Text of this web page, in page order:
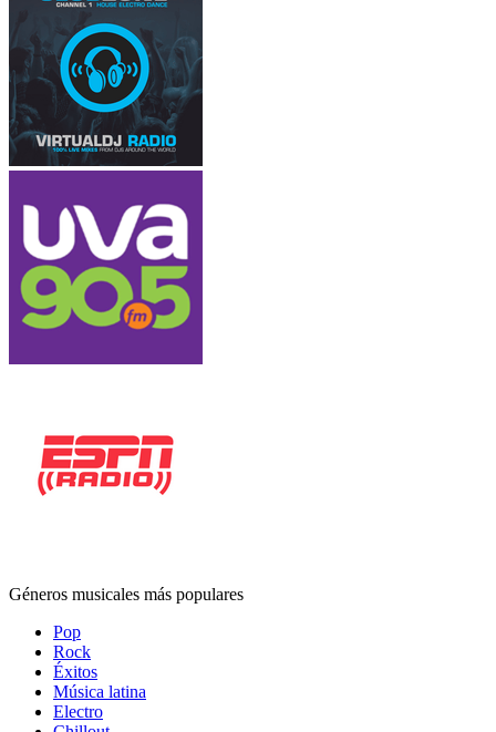
Géneros musicales más populares
Pop
Rock
Éxitos
Música latina
Electro